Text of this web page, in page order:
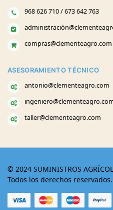
968 626 710 / 673 642 763
compras@clementeagro.com
ASESORAMIENTO TÉCNICO
antonio@clementeagro.com
taller@clementeagro.com
© 2024 SUMINISTROS
Todos los derechos reservados.